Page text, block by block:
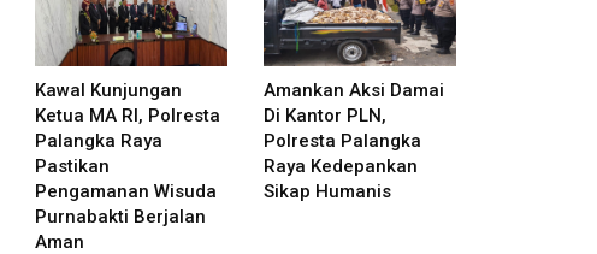
Kawal Kunjungan
Ketua MA RI, Polresta
Palangka Raya
Pastikan
Pengamanan Wisuda
Purnabakti Berjalan
Aman
Amankan Aksi Damai
Di Kantor PLN,
Polresta Palangka
Raya Kedepankan
Sikap Humanis